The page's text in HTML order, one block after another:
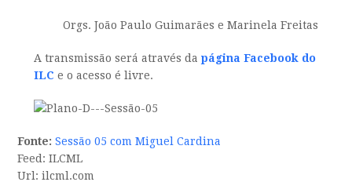
Orgs. João Paulo Guimarães e Marinela Freitas
A transmissão será através da página Facebook do
ILC e o acesso é livre.
Fonte: Sessão 05 com Miguel Cardina
Feed: ILCML
Url: ilcml.com